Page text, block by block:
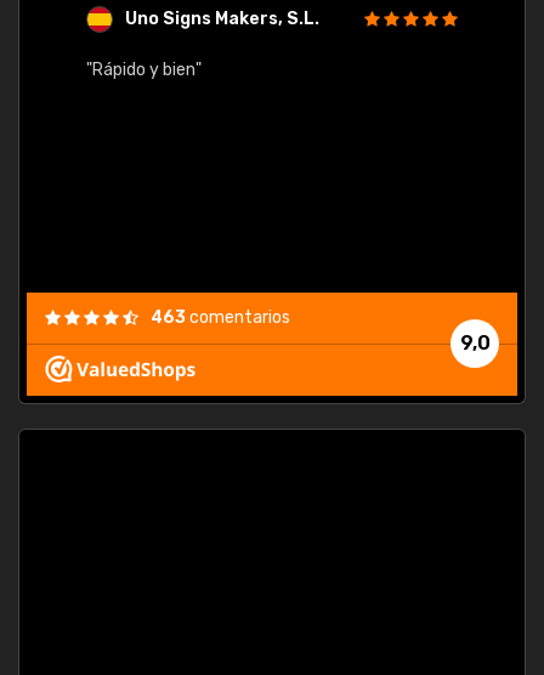
Uno Signs Makers, S.L.
"Rápido y bien"
9,0
463comentarios